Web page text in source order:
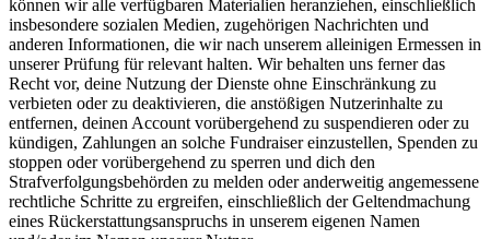
können wir alle verfügbaren Materialien heranziehen, einschließlich
insbesondere sozialen Medien, zugehörigen Nachrichten und
anderen Informationen, die wir nach unserem alleinigen Ermessen in
unserer Prüfung für relevant halten. Wir behalten uns ferner das
Recht vor, deine Nutzung der Dienste ohne Einschränkung zu
verbieten oder zu deaktivieren, die anstößigen Nutzerinhalte zu
entfernen, deinen Account vorübergehend zu suspendieren oder zu
kündigen, Zahlungen an solche Fundraiser einzustellen, Spenden zu
stoppen oder vorübergehend zu sperren und dich den
Strafverfolgungsbehörden zu melden oder anderweitig angemessene
rechtliche Schritte zu ergreifen, einschließlich der Geltendmachung
eines Rückerstattungsanspruchs in unserem eigenen Namen